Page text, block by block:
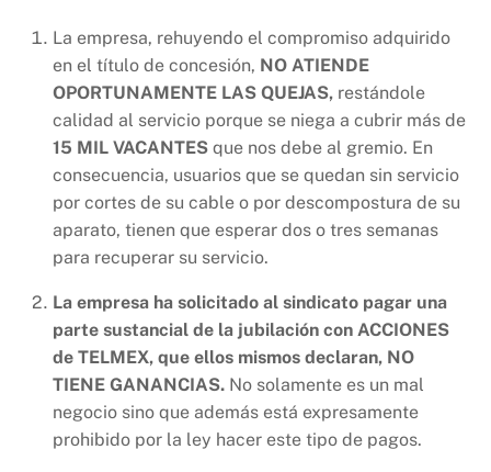
La empresa, rehuyendo el compromiso adquirido
en el título de concesión, NO ATIENDE
OPORTUNAMENTE LAS QUEJAS, restándole
calidad al servicio porque se niega a cubrir más de
15 MIL VACANTES que nos debe al gremio. En
consecuencia, usuarios que se quedan sin servicio
por cortes de su cable o por descompostura de su
aparato, tienen que esperar dos o tres semanas
para recuperar su servicio.
La empresa ha solicitado al sindicato pagar una
parte sustancial de la jubilación con ACCIONES
de TELMEX, que ellos mismos declaran, NO
TIENE GANANCIAS. No solamente es un mal
negocio sino que además está expresamente
prohibido por la ley hacer este tipo de pagos.